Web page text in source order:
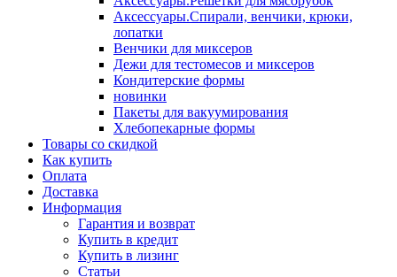
Аксессуары.Спирали, венчики, крюки,
лопатки
Венчики для миксеров
Дежи для тестомесов и миксеров
Кондитерские формы
новинки
Пакеты для вакуумирования
Хлебопекарные формы
Товары со скидкой
Как купить
Оплата
Доставка
Информация
Гарантия и возврат
Купить в кредит
Купить в лизинг
Статьи